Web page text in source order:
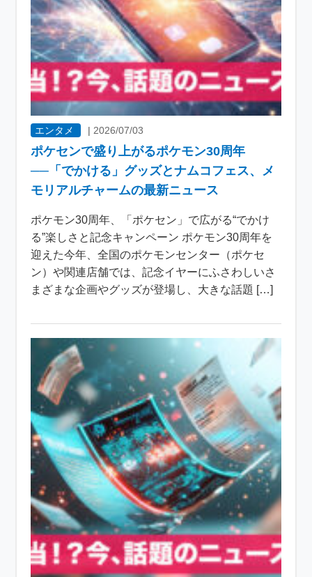
エンタメ | 2026/07/03
ポケセンで盛り上がるポケモン30周年
──「でかける」グッズとナムコフェス、メ
モリアルチャームの最新ニュース
ポケモン30周年、「ポケセン」で広がる“でかけ
る”楽しさと記念キャンペーン ポケモン30周年を
迎えた今年、全国のポケモンセンター（ポケセ
ン）や関連店舗では、記念イヤーにふさわしいさ
まざまな企画やグッズが登場し、大きな話題 […]